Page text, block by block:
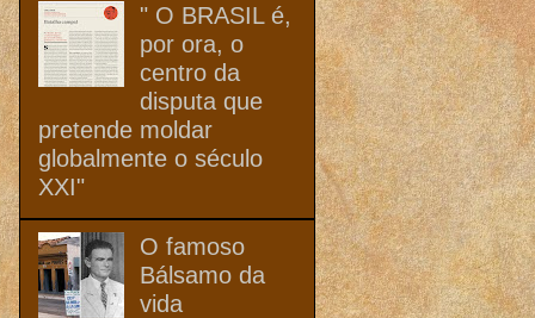
" O BRASIL é,
por ora, o
centro da
disputa que
pretende moldar
globalmente o século
XXI"
O famoso
Bálsamo da
vida